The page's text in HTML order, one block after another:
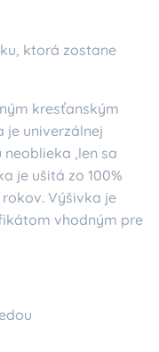
ktorá zostane
kresťanským
je univerzálnej
,len sa
je ušitá zo 100%
Výšivka je
vhodným pre